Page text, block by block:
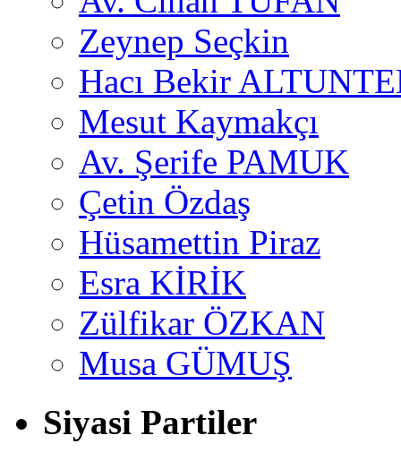
Zeynep Seçkin
Hacı Bekir
Mesut Kaymakçı
Av. Şerife PAMUK
Çetin Özdaş
Hüsamettin Piraz
Esra KİRİK
Zülfikar ÖZKAN
Musa GÜMUŞ
Siyasi Partiler